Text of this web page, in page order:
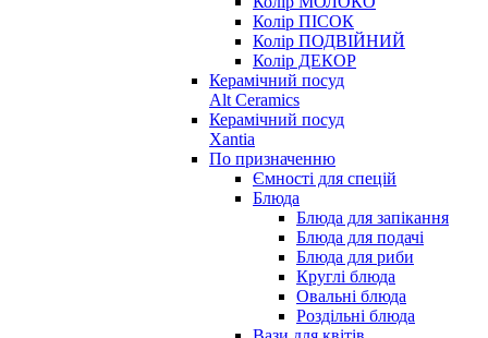
Колір ПІСОК
Колір ПОДВІЙНИЙ
Колір ДЕКОР
Керамічний посуд
Alt Ceramics
Керамічний посуд
Xantia
По призначенню
Ємності для спецій
Блюда
Блюда для запікання
Блюда для подачі
Блюда для риби
Круглі блюда
Овальні блюда
Роздільні блюда